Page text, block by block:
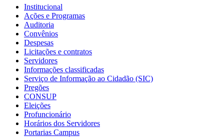
Institucional
Ações e Programas
Auditoria
Convênios
Despesas
Licitações e contratos
Servidores
Informações classificadas
Serviço de Informação ao Cidadão (SIC)
Pregões
CONSUP
Eleições
Profuncionário
Horários dos Servidores
Portarias Campus